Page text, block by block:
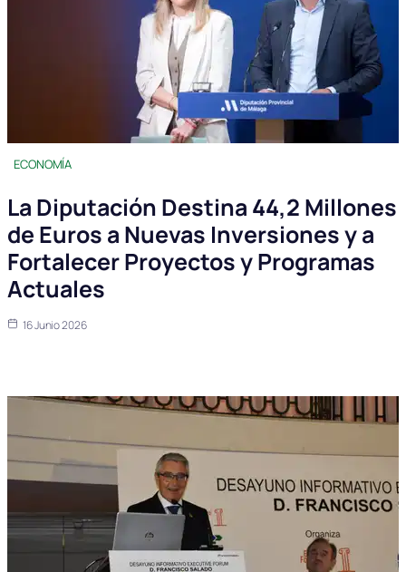
ECONOMÍA
La Diputación Destina 44,2 Millones
de Euros a Nuevas Inversiones y a
Fortalecer Proyectos y Programas
Actuales
16 Junio 2026